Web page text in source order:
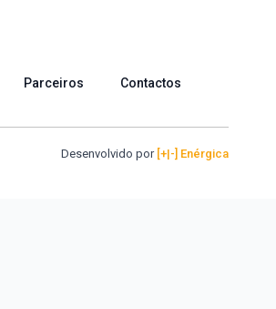
Parceiros Contactos
Desenvolvido por [+|-] Enérgica